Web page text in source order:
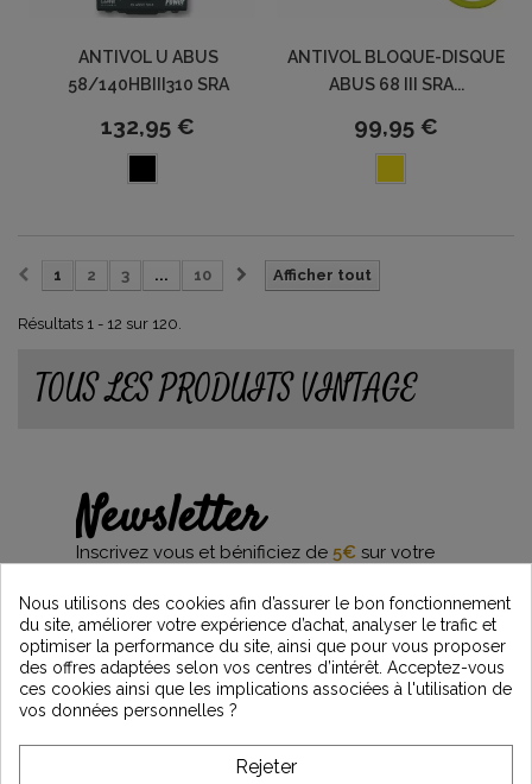
ANTIVOL U ABUS
58/140HBIII310 SRA
132,95 €
ANTIVOL BLOQUE-DISQUE
ABUS 68 III SRA...
99,95 €
Afficher tout
1 2 3 ... 10
Résultats 1 - 12 sur 120.
TOUS LES PRODUITS VINTAGE
Newsletter
Inscrivez vous et bénificiez de 5€ sur votre
et restez informés des dernières nouveautés
Vintage Motors
*Dès 99€ d'achat. En vous abonnant à notre newsletter, vous reconnaissez avoir pris
l'acceptez.
Nous utilisons des cookies afin d’assurer le bon fonctionnement
du site, améliorer votre expérience d’achat, analyser le trafic et
optimiser la performance du site, ainsi que pour vous proposer
des offres adaptées selon vos centres d’intérêt. Acceptez-vous
ces cookies ainsi que les implications associées à l'utilisation de
vos données personnelles ?
Rejeter